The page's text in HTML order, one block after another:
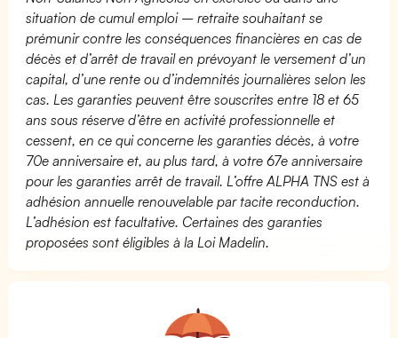
situation de cumul emploi – retraite souhaitant se
prémunir contre les conséquences financières en cas de
décès et d’arrêt de travail en prévoyant le versement d’un
capital, d’une rente ou d’indemnités journalières selon les
cas. Les garanties peuvent être souscrites entre 18 et 65
ans sous réserve d’être en activité professionnelle et
cessent, en ce qui concerne les garanties décès, à votre
70e anniversaire et, au plus tard, à votre 67e anniversaire
pour les garanties arrêt de travail. L’offre ALPHA TNS est à
adhésion annuelle renouvelable par tacite reconduction.
L’adhésion est facultative. Certaines des garanties
proposées sont éligibles à la Loi Madelin.